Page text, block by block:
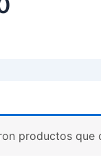
productos que